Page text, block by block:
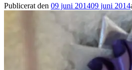
Publicerat den 09 juni 201409 juni 2014